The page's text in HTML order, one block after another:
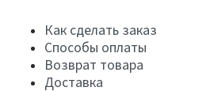
Как сделать заказ
Способы оплаты
Возврат товара
Доставка